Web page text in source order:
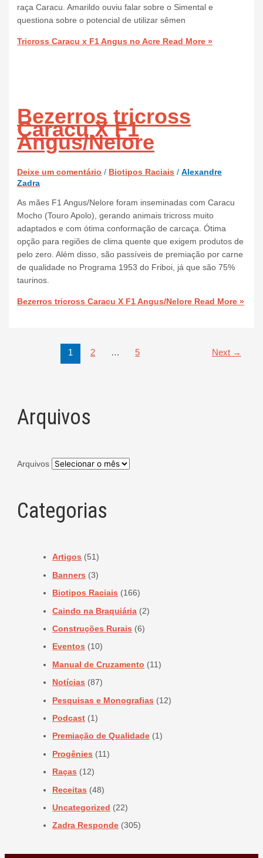
raça Caracu. Amarildo ouviu falar sobre o Simental e
questiona sobre o potencial de utilizar sêmen
Tricross Caracu x F1 Angus no Acre Read More »
Bezerros tricross
Caracu X F1
Angus/Nelore
Deixe um comentário / Biotipos Raciais /Alexandre
Zadra
As mães F1 Angus/Nelore foram inseminadas com Caracu
Mocho (Touro Apolo), gerando animais tricross muito
adaptados e com ótima conformação de carcaça. Ótima
opção para regiões de clima quente que exigem produtos de
pelo zero. Além disso, são passíveis de premiação por carne
de qualidade no Programa 1953 do Friboi, já que são 75%
taurinos.
Bezerros tricross Caracu X F1 Angus/Nelore Read More »
1 2 … 5 Next →
Arquivos
Arquivos
Categorias
Artigos (51)
Banners (3)
Biotipos Raciais (166)
Caindo na Braquiária (2)
Construções Rurais (6)
Eventos (10)
Manual de Cruzamento (11)
Notícias (87)
Pesquisas e Monografias (12)
Podcast (1)
Premiação de Qualidade (1)
Progênies (11)
Raças (12)
Receitas (48)
Uncategorized (22)
Zadra Responde (305)